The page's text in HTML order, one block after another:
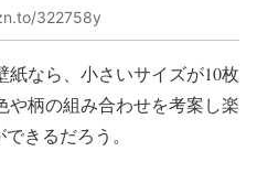
322758y
紙なら、小さいサイズが10枚
や柄の組み合わせを考案し楽
きるだろう。